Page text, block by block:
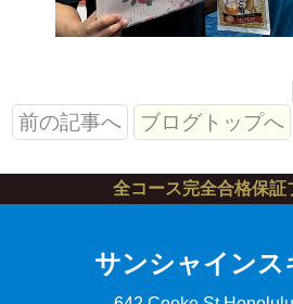
前の記事へ ブログトップへ
全コース完全合格保証
サンシャインス